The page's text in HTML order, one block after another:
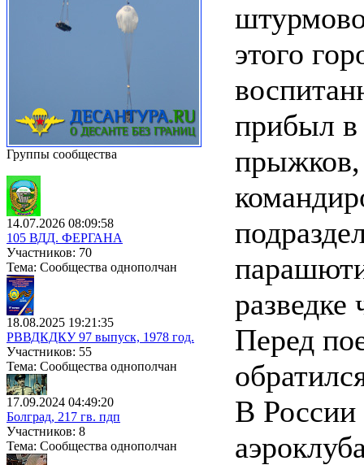
Группы сообщества
14.07.2026 08:09:58
105 ВДД. ФЕРГАНА
Участников: 70
Тема: Сообщества однополчан
18.08.2025 19:21:35
РВВДКДКУ 97 выпуск, 1978 год.
Участников: 55
Тема: Сообщества однополчан
17.09.2024 04:49:20
Болград, 217 гв. пдп
Участников: 8
Тема: Сообщества однополчан
этого
прибыл в
прыжков,
разведке
Перед
В России